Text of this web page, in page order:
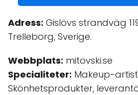
Adress: Gislövs strandväg
Trelleborg, Sverige.
Webbplats: mitovski.se
Specialiteter: Makeup-
Skönhetsprodukter,